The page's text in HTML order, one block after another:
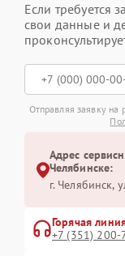
Если требуется
свои данные и
Отправляя заявку на
Адрес
Челябинске:
г. Челябинск,
Горячая
+7 (351) 200-